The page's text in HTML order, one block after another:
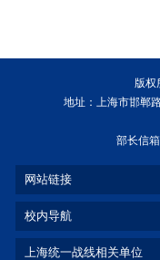
版权
地址：上海市邯郸
部长信
网站链接
校内导航
上海统一战线相关单位